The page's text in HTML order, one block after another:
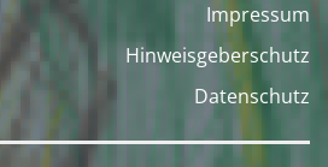
Impressum
Hinweisgeberschutz
Datenschutz